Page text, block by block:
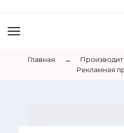
Главная →
Рекламная